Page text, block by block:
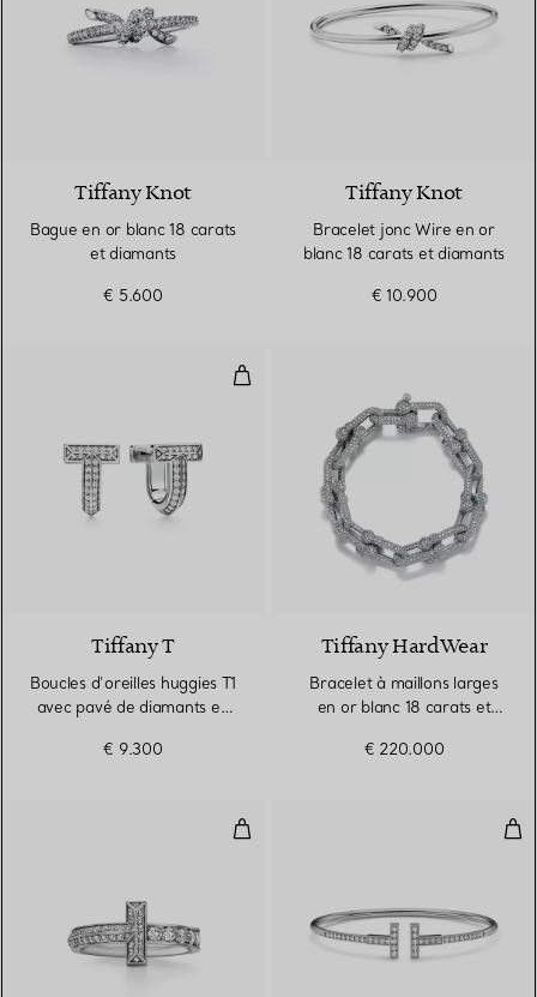
Tiffany Knot
Bague en or blanc 18 carats
et diamants
€ 5.600
Tiffany Knot
Bracelet jonc Wire en or
blanc 18 carats et diamants
€ 10.900
Boucles d’oreilles huggies T1
3 Matériaux
Tiffany T
Boucles d’oreilles huggies T1
avec pavé de diamants en
18 carats
€ 9.300
Tiffany HardWear
Bracelet à maillons larges
en or blanc 18 carats et
€ 220.000
Bague étroite T1 en or blanc 18